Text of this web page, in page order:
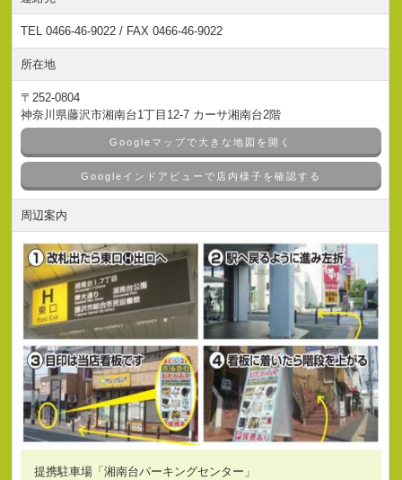
TEL 0466-46-9022 / FAX 0466-46-9022
所在地
〒252-0804
神奈川県藤沢市湘南台1丁目12-7 カーサ湘南台2階
Googleマップで大きな地図を開く
Googleインドアビューで店内様子を確認する
周辺案内
提携駐車場「湘南台パーキングセンター」